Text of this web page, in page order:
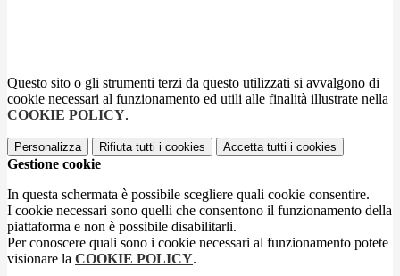
Questo sito o gli strumenti terzi da questo utilizzati si avvalgono di
cookie necessari al funzionamento ed utili alle finalità illustrate nella
COOKIE POLICY.
Personalizza Rifiuta tutti i cookies Accetta tutti i cookies
Gestione cookie
In questa schermata è possibile scegliere quali cookie consentire.
I cookie necessari sono quelli che consentono il funzionamento della
piattaforma e non è possibile disabilitarli.
Per conoscere quali sono i cookie necessari al funzionamento potete
visionare la COOKIE POLICY.